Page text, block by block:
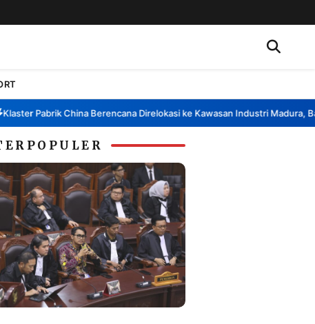
Pabrik China Berencana Direlokasi ke Kawasan Industri Madura,